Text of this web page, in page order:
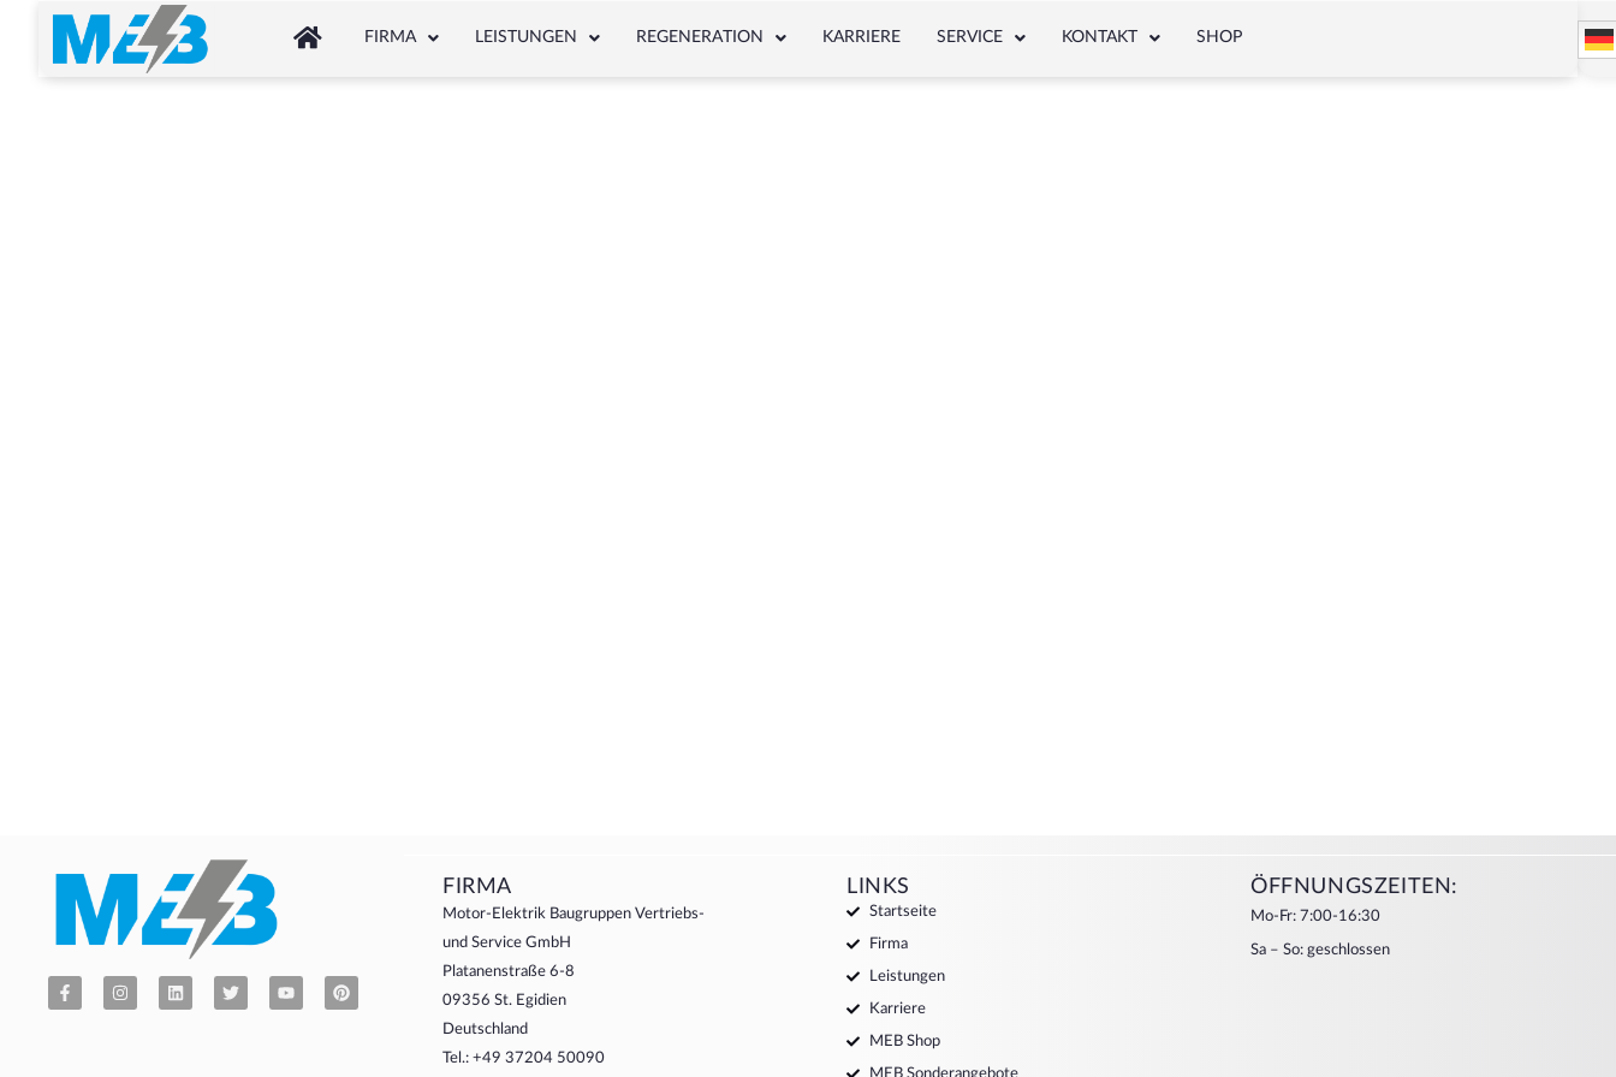
FIRMA LEISTUNGEN REGENERATION KARRIERE SERVICE KONTAKT SHOP
FIRMA
Motor-Elektrik Baugruppen Vertriebs-
und Service GmbH
Platanenstraße 6-8
09356 St. Egidien
Deutschland
Tel.: +49 37204 50090
LINKS
Startseite
Firma
Leistungen
Karriere
MEB Shop
ÖFFNUNGSZEITEN:
Mo-Fr: 7:00-16:30
Sa – So: geschlossen